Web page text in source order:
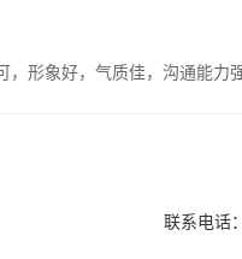
形象好，气质佳，沟通能力
联系电话：